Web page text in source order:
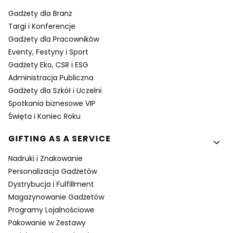
Gadżety dla Branż
Targi i Konferencje
Gadżety dla Pracowników
Eventy, Festyny i Sport
Gadżety Eko, CSR i ESG
Administracja Publiczna
Gadżety dla Szkół i Uczelni
Spotkania biznesowe VIP
Święta i Koniec Roku
GIFTING AS A SERVICE
Nadruki i Znakowanie
Personalizacja Gadżetów
Dystrybucja i Fulfillment
Magazynowanie Gadżetów
Programy Lojalnościowe
Pakowanie w Zestawy